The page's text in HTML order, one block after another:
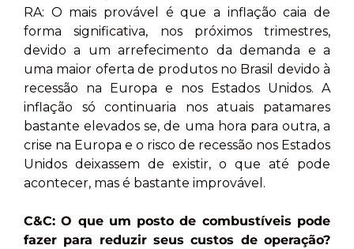
RA: O mais provável é que a inflação caia de
forma significativa, nos próximos trimestres,
devido a um arrefecimento da demanda e a
uma maior oferta de produtos no Brasil devido à
recessão na Europa e nos Estados Unidos. A
inflação só continuaria nos atuais patamares
bastante elevados se, de uma hora para outra, a
crise na Europa e o risco de recessão nos Estados
Unidos deixassem de existir, o que até pode
acontecer, mas é bastante improvável.
C&C: O que um posto de combustíveis pode
fazer para reduzir seus custos de operação?